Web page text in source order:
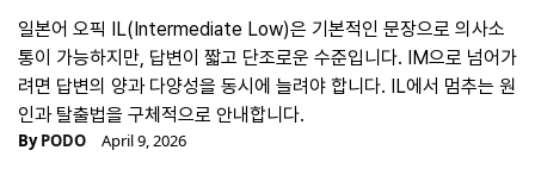
일본어 오픽 IL(Intermediate Low)은 기본적인 문장으로 의사소
통이 가능하지만, 답변이 짧고 단조로운 수준입니다. IM으로 넘어가
려면 답변의 양과 다양성을 동시에 늘려야 합니다. IL에서 멈추는 원
인과 탈출법을 구체적으로 안내합니다.
ByPODO April 9, 2026